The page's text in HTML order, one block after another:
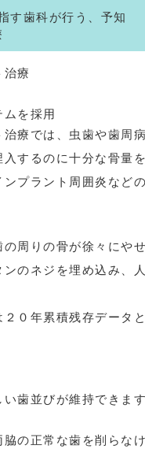
求人情報
症例ブログ
コラム
お知らせ
治療
を採用
療では、虫歯や歯周
するのに十分な骨量
プラント周囲炎など
周りの骨が徐々にや
のネジを埋め込み、
０年累積残存データ
歯並びが維持できま
の正常な歯を削らな